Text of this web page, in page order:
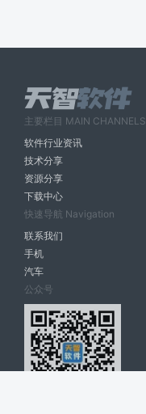
主要栏目 MAIN CHANNELS
软件行业资讯
技术分享
资源分享
下载中心
快速导航 Navigation
联系我们
手机
汽车
公众号